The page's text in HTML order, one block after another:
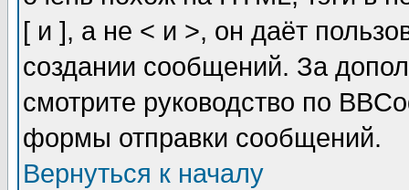
[ и ], а не < и >, он даёт
создании сообщений. За
смотрите руководство по
формы отправки сообщений.
Вернуться к началу